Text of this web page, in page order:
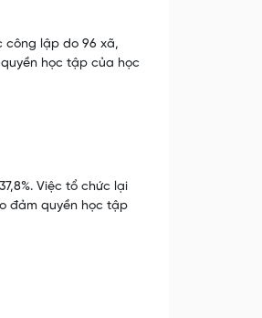
công lập do 96 xã,
học tập của học
Việc tổ chức lại
đảm quyền học tập